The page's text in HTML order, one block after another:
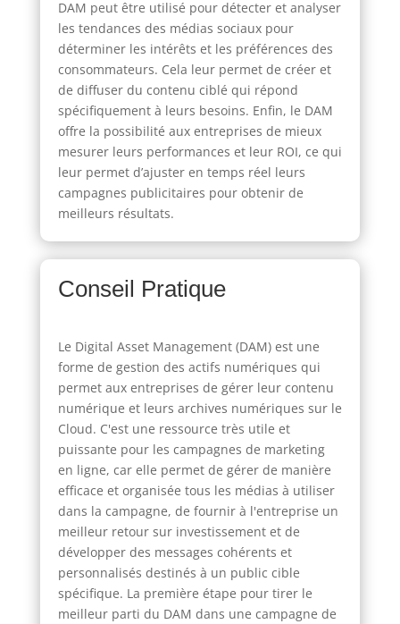
DAM peut être utilisé pour détecter et analyser
les tendances des médias sociaux pour
déterminer les intérêts et les préférences des
consommateurs. Cela leur permet de créer et
de diffuser du contenu ciblé qui répond
spécifiquement à leurs besoins. Enfin, le DAM
offre la possibilité aux entreprises de mieux
mesurer leurs performances et leur ROI, ce qui
leur permet d’ajuster en temps réel leurs
campagnes publicitaires pour obtenir de
meilleurs résultats.
Conseil Pratique
Le Digital Asset Management (DAM) est une
forme de gestion des actifs numériques qui
permet aux entreprises de gérer leur contenu
numérique et leurs archives numériques sur le
Cloud. C'est une ressource très utile et
puissante pour les campagnes de marketing
en ligne, car elle permet de gérer de manière
efficace et organisée tous les médias à utiliser
dans la campagne, de fournir à l'entreprise un
meilleur retour sur investissement et de
développer des messages cohérents et
personnalisés destinés à un public cible
spécifique. La première étape pour tirer le
meilleur parti du DAM dans une campagne de